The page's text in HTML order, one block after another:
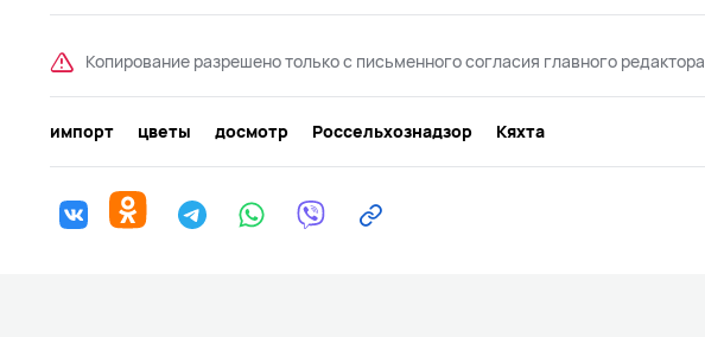
Копирование разрешено только с письменного согласия главного редактора
импорт цветы досмотр Россельхознадзор Кяхта